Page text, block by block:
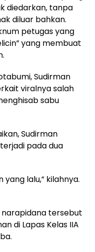
diedarkan, tanpa
diluar bahkan.
petugas yang
yang membuat
Sudirman
viralnya salah
sabu
Sudirman
pada dua
lalu,” kilahnya.
tersebut
di Lapas Kelas IIA